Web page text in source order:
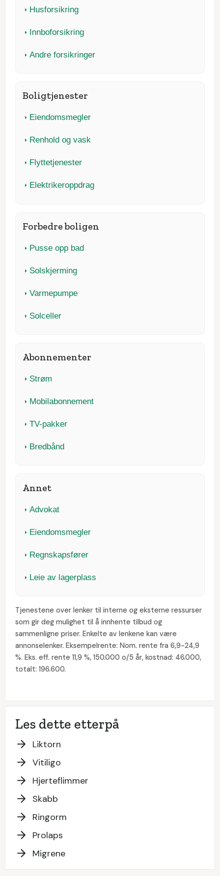
Husforsikring
Innboforsikring
Andre forsikringer
Boligtjenester
Eiendomsmegler
Renhold og vask
Flyttetjenester
Elektrikeroppdrag
Forbedre boligen
Pusse opp bad
Solskjerming
Varmepumpe
Solceller
Abonnementer
Strøm
Mobilabonnement
TV-pakker
Bredbånd
Annet
Advokat
Eiendomsmegler
Regnskapsfører
Leie av lagerplass
Tjenestene over lenker til interne og eksterne ressurser
som gir deg mulighet til å innhente tilbud og
sammenligne priser. Enkelte av lenkene kan være
annonselenker. Eksempelrente: Nom. rente fra 6,9-24,9
%. Eks. eff. rente 11,9 %, 150.000 o/5 år, kostnad: 46.000,
totalt: 196.600.
Les dette etterpå
Liktorn
Vitiligo
Hjerteflimmer
Skabb
Ringorm
Prolaps
Migrene